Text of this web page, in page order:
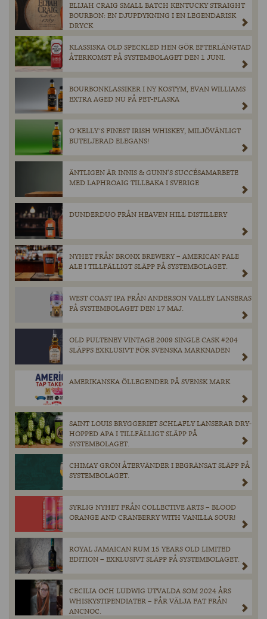
ELIJAH CRAIG SMALL BATCH KENTUCKY STRAIGHT
BOURBON: EN DJUPDYKNING I EN LEGENDARISK
DRYCK
KLASSISKA OLD SPECKLED HEN GÖR EFTERLÄNGTAD
ÅTERKOMST PÅ SYSTEMBOLAGET DEN 1 JUNI.
BOURBONKLASSIKER I NY KOSTYM, EVAN WILLIAMS
EXTRA AGED NU PÅ PET-FLASKA
O´KELLY´S FINEST IRISH WHISKEY, MILJÖVÄNLIGT
BUTELJERAD ELEGANS!
ÄNTLIGEN ÄR INNIS & GUNN’S SUCCÉSAMARBETE
MED LAPHROAIG TILLBAKA I SVERIGE
DUNDERDUO FRÅN HEAVEN HILL DISTILLERY
NYHET FRÅN BRONX BREWERY – AMERICAN PALE
ALE I TILLFÄLLIGT SLÄPP PÅ SYSTEMBOLAGET.
WEST COAST IPA FRÅN ANDERSON VALLEY LANSERAS
PÅ SYSTEMBOLAGET DEN 17 MAJ.
OLD PULTENEY VINTAGE 2009 SINGLE CASK #204
SLÄPPS EXKLUSIVT FÖR SVENSKA MARKNADEN
AMERIKANSKA ÖLLEGENDER PÅ SVENSK MARK
SAINT LOUIS BRYGGERIET SCHLAFLY LANSERAR DRY-
HOPPED APA I TILLFÄLLIGT SLÄPP PÅ
SYSTEMBOLAGET.
CHIMAY GRÖN ÅTERVÄNDER I BEGRÄNSAT SLÄPP PÅ
SYSTEMBOLAGET.
SYRLIG NYHET FRÅN COLLECTIVE ARTS – BLOOD
ORANGE AND CRANBERRY WITH VANILLA SOUR!
ROYAL JAMAICAN RUM 15 YEARS OLD LIMITED
EDITION – EXKLUSIVT SLÄPP PÅ SYSTEMBOLAGET.
CECILIA OCH LUDWIG UTVALDA SOM 2024 ÅRS
WHISKYSTIPENDIATER – FÅR VÄLJA FAT FRÅN
ANCNOC.